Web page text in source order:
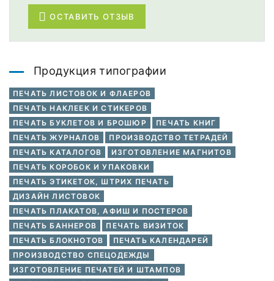
ОСТАВИТЬ ОТЗЫВ
Продукция типографии
ПЕЧАТЬ ЛИСТОВОК И ФЛАЕРОВ
ПЕЧАТЬ НАКЛЕЕК И СТИКЕРОВ
ПЕЧАТЬ БУКЛЕТОВ И БРОШЮР
ПЕЧАТЬ КНИГ
ПЕЧАТЬ ЖУРНАЛОВ
ПРОИЗВОДСТВО ТЕТРАДЕЙ
ПЕЧАТЬ КАТАЛОГОВ
ИЗГОТОВЛЕНИЕ МАГНИТОВ
ПЕЧАТЬ КОРОБОК И УПАКОВКИ
ПЕЧАТЬ ЭТИКЕТОК, ШТРИХ ПЕЧАТЬ
ДИЗАЙН ЛИСТОВОК
ПЕЧАТЬ ПЛАКАТОВ, АФИШ И ПОСТЕРОВ
ПЕЧАТЬ БАННЕРОВ
ПЕЧАТЬ ВИЗИТОК
ПЕЧАТЬ БЛОКНОТОВ
ПЕЧАТЬ КАЛЕНДАРЕЙ
ПРОИЗВОДСТВО СПЕЦОДЕЖДЫ
ИЗГОТОВЛЕНИЕ ПЕЧАТЕЙ И ШТАМПОВ